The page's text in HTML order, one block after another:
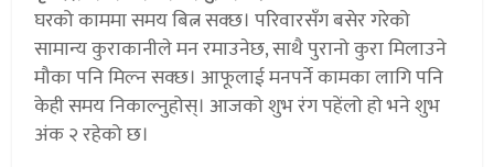
घरको काममा समय बित्न सक्छ। परिवारसँग बसेर गरेको
सामान्य कुराकानीले मन रमाउनेछ, साथै पुरानो कुरा मिलाउने
मौका पनि मिल्न सक्छ। आफूलाई मनपर्ने कामका लागि पनि
केही समय निकाल्नुहोस्। आजको शुभ रंग पहेंलो हो भने शुभ
अंक २ रहेको छ।